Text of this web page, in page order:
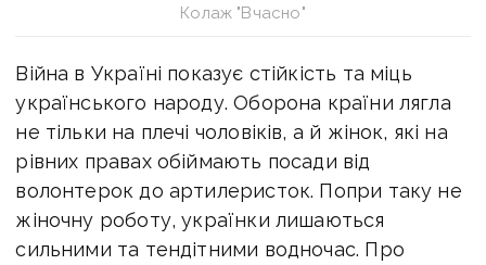
Колаж "Вчасно"
Війна в Україні показує стійкість та міць
українського народу. Оборона країни лягла
не тільки на плечі чоловіків, а й жінок, які на
рівних правах обіймають посади від
волонтерок до артилеристок. Попри таку не
жіночну роботу, українки лишаються
сильними та тендітними водночас. Про